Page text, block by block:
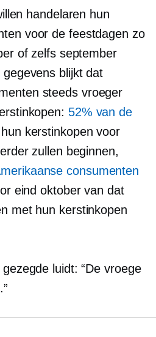
handelaren hun
voor de feestdagen zo
of zelfs september
blijkt dat
steeds vroeger
52% van de
kerstinkopen voor
zullen beginnen,
consumenten
eind oktober van dat
met hun kerstinkopen
luidt: “De vroege